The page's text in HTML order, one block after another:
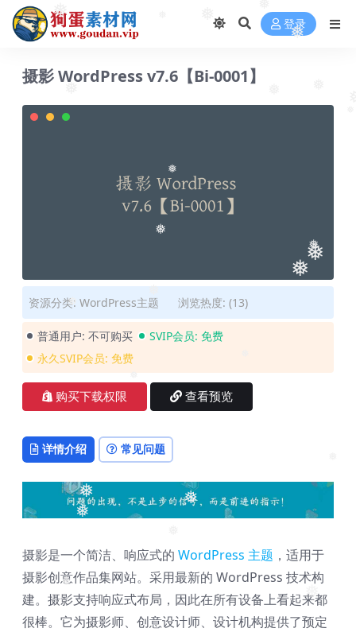
❅
❅
❅
❅
❅
❅
❅
❅
❅
❅
❅
❅
❅
❅
❅ ❅ ❅ 登录
摄影 WordPress v7.6【Bi-0001】
资源分类: WordPress主题 浏览热度: (13)
普通用户: 不可购买 SVIP会员: 免费
永久SVIP会员: 免费
购买下载权限 查看预览
详情介绍 常见问题
摄影是一个简洁、响应式的 WordPress 主题 ，适用于
摄影创意作品集网站。采用最新的 WordPress 技术构
建。摄影支持响应式布局，因此在所有设备上看起来都
很棒。它为摄影师、创意设计师、设计机构提供了预定